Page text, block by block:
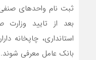
ثبت نام واحدهاي صنفي
بعد از تاييد
استانداري، چاپخانه
بانک عامل معرفي شوند.